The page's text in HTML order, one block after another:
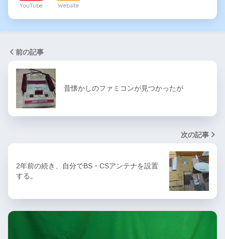
YouTube Website
前の記事
昔懐かしのファミコンが見つかったが
次の記事
2年前の続き、自分でBS・CSアンテナを設置
する。